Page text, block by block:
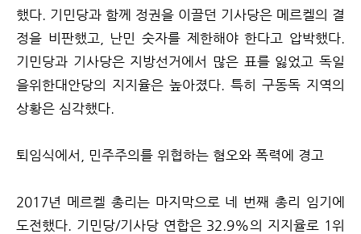
했다. 기민당과 함께 정권을 이끌던 기사당은 메르켈의 결
정을 비판했고, 난민 숫자를 제한해야 한다고 압박했다.
기민당과 기사당은 지방선거에서 많은 표를 잃었고 독일
을위한대안당의 지지율은 높아졌다. 특히 구동독 지역의
상황은 심각했다.
퇴임식에서, 민주주의를 위협하는 혐오와 폭력에 경고
2017년 메르켈 총리는 마지막으로 네 번째 총리 임기에
도전했다. 기민당/기사당 연합은 32.9%의 지지율로 1위